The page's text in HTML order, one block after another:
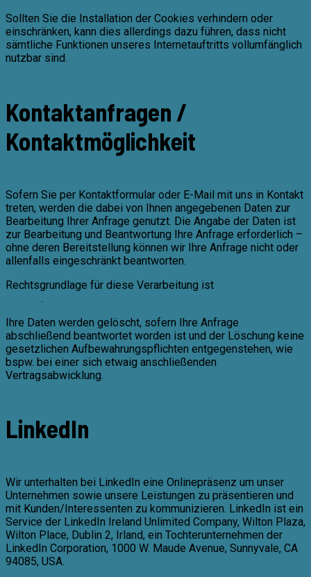
Sollten Sie die Installation der Cookies verhindern oder
einschränken, kann dies allerdings dazu führen, dass nicht
sämtliche Funktionen unseres Internetauftritts vollumfänglich
nutzbar sind.
Kontaktanfragen /
Kontaktmöglichkeit
Sofern Sie per Kontaktformular oder E-Mail mit uns in Kontakt
treten, werden die dabei von Ihnen angegebenen Daten zur
Bearbeitung Ihrer Anfrage genutzt. Die Angabe der Daten ist
zur Bearbeitung und Beantwortung Ihre Anfrage erforderlich –
ohne deren Bereitstellung können wir Ihre Anfrage nicht oder
allenfalls eingeschränkt beantworten.
Rechtsgrundlage für diese Verarbeitung ist
Ihre Daten werden gelöscht, sofern Ihre Anfrage
abschließend beantwortet worden ist und der Löschung keine
gesetzlichen Aufbewahrungspflichten entgegenstehen, wie
bspw. bei einer sich etwaig anschließenden
Vertragsabwicklung.
LinkedIn
Wir unterhalten bei LinkedIn eine Onlinepräsenz um unser
Unternehmen sowie unsere Leistungen zu präsentieren und
mit Kunden/Interessenten zu kommunizieren. LinkedIn ist ein
Service der LinkedIn Ireland Unlimited Company, Wilton Plaza,
Wilton Place, Dublin 2, Irland, ein Tochterunternehmen der
LinkedIn Corporation, 1000 W. Maude Avenue, Sunnyvale, CA
94085, USA.